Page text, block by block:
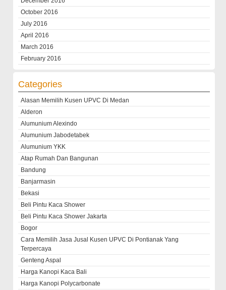
October 2016
July 2016
April 2016
March 2016
February 2016
Categories
Alasan Memilih Kusen UPVC Di Medan
Alderon
Alumunium Alexindo
Alumunium Jabodetabek
Alumunium YKK
Atap Rumah Dan Bangunan
Bandung
Banjarmasin
Bekasi
Beli Pintu Kaca Shower
Beli Pintu Kaca Shower Jakarta
Bogor
Cara Memilih Jasa Jusal Kusen UPVC Di Pontianak Yang
Terpercaya
Genteng Aspal
Harga Kanopi Kaca Bali
Harga Kanopi Polycarbonate